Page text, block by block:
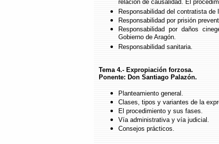
relación de causalidad. El
Responsabilidad del contratista de
Responsabilidad por prisión
Responsabilidad por daños
Gobierno de Aragón.
Responsabilidad sanitaria.
Tema 4.- Expropiación forzosa.
Ponente: Don Santiago Palazón.
Planteamiento general.
Clases, tipos y variantes de la
El procedimiento y sus fases.
Vía administrativa y vía judicial.
Consejos prácticos.